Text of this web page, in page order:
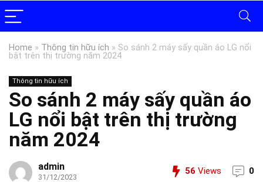
Home » Thông tin hữu ích » So sánh 2 máy sấy quần áo LG nổi
bật trên thị trường năm 2024
Thông tin hữu ích
So sánh 2 máy sấy quần áo
LG nổi bật trên thị trường
năm 2024
admin
31/12/2023
56 Views 0